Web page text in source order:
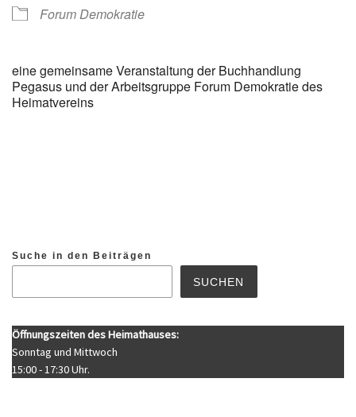
Forum Demokratie
eine gemeinsame Veranstaltung der Buchhandlung
Pegasus und der Arbeitsgruppe Forum Demokratie des
Heimatvereins
Suche in den Beiträgen
SUCHEN
Öffnungszeiten des Heimathauses:
Sonntag und Mittwoch
15:00 - 17:30 Uhr.